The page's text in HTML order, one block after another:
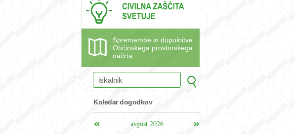
Spremembe in dopolnitve
Občinskega prostorskega
načrta
Koledar dogodkov
avgust 2026